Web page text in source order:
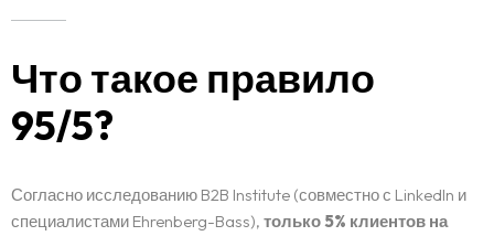
Что такое правило
95/5?
Согласно исследованию B2B Institute (совместно с LinkedIn и
специалистами Ehrenberg-Bass), только 5% клиентов на